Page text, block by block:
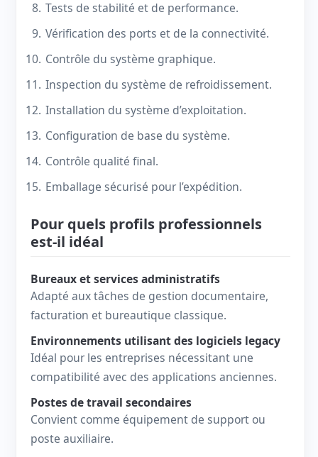
Tests de stabilité et de performance.
Vérification des ports et de la connectivité.
Contrôle du système graphique.
Inspection du système de refroidissement.
Installation du système d’exploitation.
Configuration de base du système.
Contrôle qualité final.
Emballage sécurisé pour l’expédition.
Pour quels profils professionnels
est-il idéal
Bureaux et services administratifs
Adapté aux tâches de gestion documentaire,
facturation et bureautique classique.
Environnements utilisant des logiciels legacy
Idéal pour les entreprises nécessitant une
compatibilité avec des applications anciennes.
Postes de travail secondaires
Convient comme équipement de support ou
poste auxiliaire.